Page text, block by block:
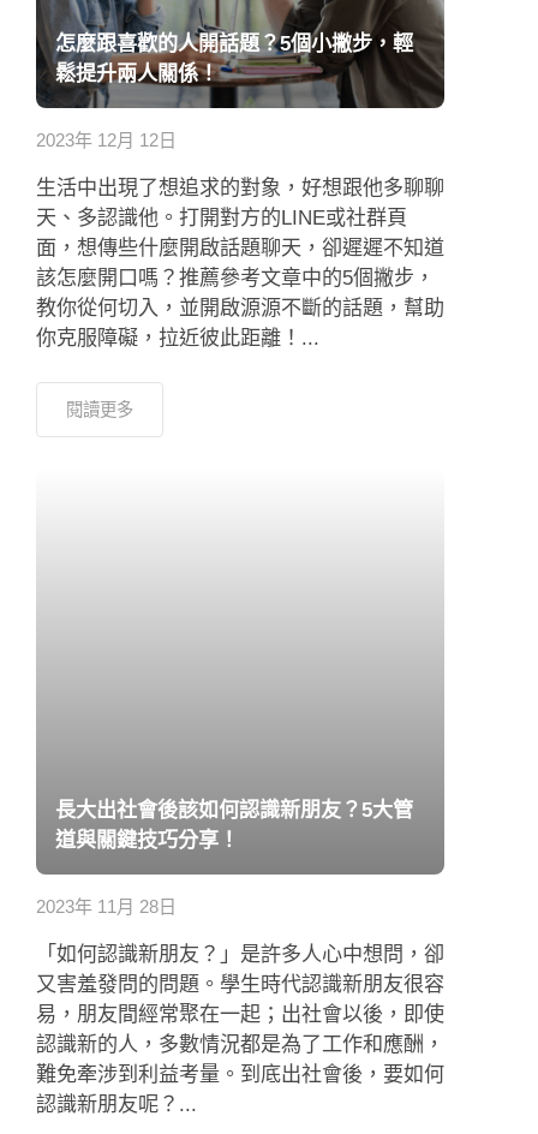
怎麼跟喜歡的人開話題？5個小撇步，輕
鬆提升兩人關係！
2023年 12月 12日
生活中出現了想追求的對象，好想跟他多聊聊
天、多認識他。打開對方的LINE或社群頁
面，想傳些什麼開啟話題聊天，卻遲遲不知道
該怎麼開口嗎？推薦參考文章中的5個撇步，
教你從何切入，並開啟源源不斷的話題，幫助
你克服障礙，拉近彼此距離！...
閱讀更多
長大出社會後該如何認識新朋友？5大管
道與關鍵技巧分享！
2023年 11月 28日
「如何認識新朋友？」是許多人心中想問，卻
又害羞發問的問題。學生時代認識新朋友很容
易，朋友間經常聚在一起；出社會以後，即使
認識新的人，多數情況都是為了工作和應酬，
難免牽涉到利益考量。到底出社會後，要如何
認識新朋友呢？...